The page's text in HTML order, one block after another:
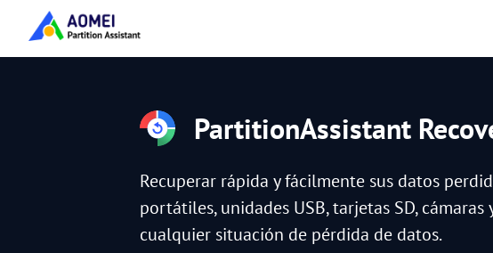
PartitionAssistant
Recuperar rápida y fácilmente sus datos
portátiles, unidades USB, tarjetas SD,
cualquier situación de pérdida de datos.